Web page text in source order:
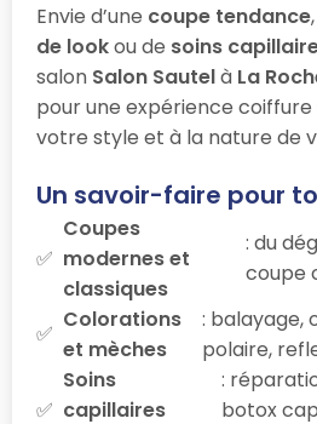
Envie d’une coupe tendance
de lookou de soins
salon Salon Sautelà La
pour une expérience
votre style et à la nature de
Un savoir-faire pour
Coupes
modernes et
classiques
: du
coupe
Colorations
et mèches
: balayage,
polaire,
Soins
capillaires
:
botox